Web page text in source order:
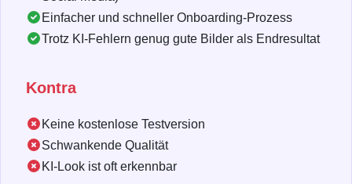
Einfacher und schneller Onboarding-Prozess
Trotz KI-Fehlern genug gute Bilder als Endresultat
Kontra
Keine kostenlose Testversion
Schwankende Qualität
KI-Look ist oft erkennbar